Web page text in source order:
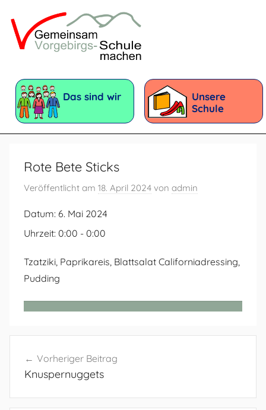
Inhalt
springen
Vorgebirgsschule
mit
dem
Förderschwerpunkt:
Das sind wir
Unsere
Schule
Rote Bete Sticks
Veröffentlicht am 18. April 2024 von admin
Datum: 6. Mai 2024
Uhrzeit: 0:00 - 0:00
Tzatziki, Paprikareis, Blattsalat Californiadressing,
Pudding
Vorheriger Beitrag
Knuspernuggets